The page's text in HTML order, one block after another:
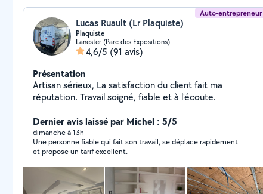
Auto-entrepreneur
Lucas Ruault (Lr Plaquiste)
Plaquiste
Lanester (Parc des Expositions)
4,6/5 (91 avis)
Présentation
Artisan sérieux, La satisfaction du client fait ma
réputation. Travail soigné, fiable et à l'écoute.
Dernier avis laissé par Michel : 5/5
dimanche à 13h
Une personne fiable qui fait son travail, se déplace rapidement
et propose un tarif excellent.